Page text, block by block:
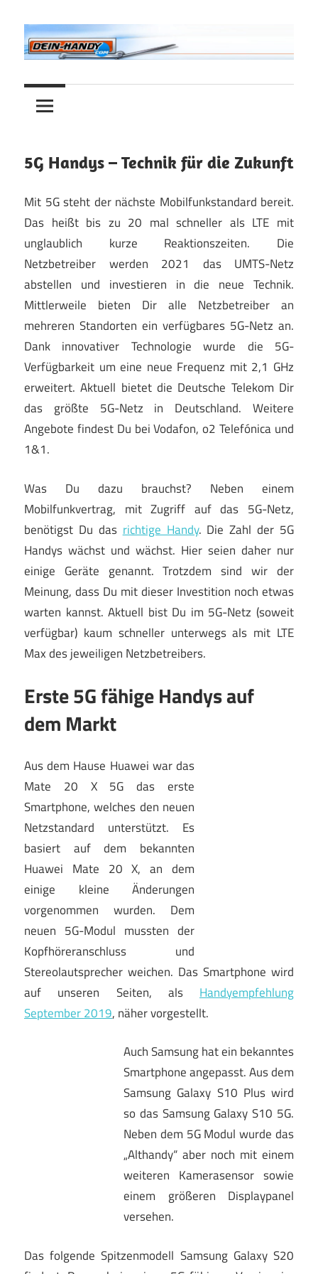
Inhalt
springen
Dein-
Handy.com
Alles
rund
ums
5G Handys – Technik für die Zukunft
Mit 5G steht der nächste Mobilfunkstandard bereit.
Das heißt bis zu 20 mal schneller als LTE mit
unglaublich kurze Reaktionszeiten. Die
Netzbetreiber werden 2021 das UMTS-Netz
abstellen und investieren in die neue Technik.
Mittlerweile bieten Dir alle Netzbetreiber an
mehreren Standorten ein verfügbares 5G-Netz an.
Dank innovativer Technologie wurde die 5G-
Verfügbarkeit um eine neue Frequenz mit 2,1 GHz
erweitert. Aktuell bietet die Deutsche Telekom Dir
das größte 5G-Netz in Deutschland. Weitere
Angebote findest Du bei Vodafon, o2 Telefónica und
1&1.
Was Du dazu brauchst? Neben einem
Mobilfunkvertrag, mit Zugriff auf das 5G-Netz,
benötigst Du das richtige Handy. Die Zahl der 5G
Handys wächst und wächst. Hier seien daher nur
einige Geräte genannt. Trotzdem sind wir der
Meinung, dass Du mit dieser Investition noch etwas
warten kannst. Aktuell bist Du im 5G-Netz (soweit
verfügbar) kaum schneller unterwegs als mit LTE
Max des jeweiligen Netzbetreibers.
Erste 5G fähige Handys auf
dem Markt
Aus dem Hause Huawei war das
Mate 20 X 5G das erste
Smartphone, welches den neuen
Netzstandard unterstützt. Es
basiert auf dem bekannten
Huawei Mate 20 X, an dem
einige kleine Änderungen
vorgenommen wurden. Dem
neuen 5G-Modul mussten der
Kopfhöreranschluss und
Stereolautsprecher weichen. Das Smartphone wird
auf unseren Seiten, als Handyempfehlung
September 2019, näher vorgestellt.
Auch Samsung hat ein bekanntes
Smartphone angepasst. Aus dem
Samsung Galaxy S10 Plus wird
so das Samsung Galaxy S10 5G.
Neben dem 5G Modul wurde das
„Althandy“ aber noch mit einem
weiteren Kamerasensor sowie
einem größeren Displaypanel
versehen.
Das folgende Spitzenmodell Samsung Galaxy S20